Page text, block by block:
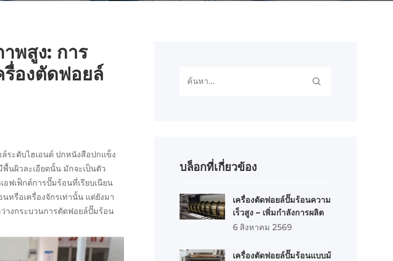
พสูง: การ
รื่องตัดฟอยล์
ะดับไฮเอนด์ ปกหนังสือปกแข็ง
นผิวละเอียดนั้น มักจะเป็นตัว
ฟเฟ็กต์การปั๊มร้อนที่เรียบเนียน
หรือเครื่องจักรเท่านั้น แต่ยังมา
างกระบวนการตัดฟอยล์ปั๊มร้อน
บล็อกที่เกี่ยวข้อง
เครื่องตัดฟอยล์ปั๊มร้อนความ
เร็วสูง – เพิ่มกำลังการผลิต
6 สิงหาคม 2569
เครื่องตัดฟอยล์ปั๊มร้อนแบบม้